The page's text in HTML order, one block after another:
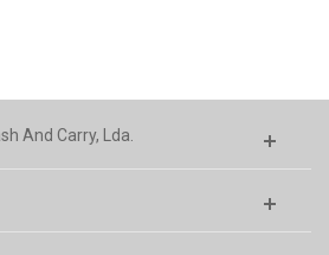
And Carry, Lda.